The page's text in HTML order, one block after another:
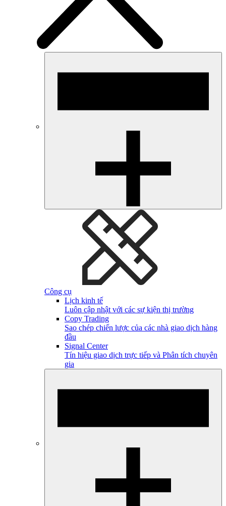
Công cụ
Lịch kinh tế
Luôn cập nhật với các sự kiện thị trường
Copy Trading
Sao chép chiến lược của các nhà giao dịch hàng
đầu
Signal Center
Tín hiệu giao dịch trực tiếp và Phân tích chuyên
gia